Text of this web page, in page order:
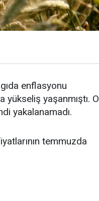
enflasyonu
yaşanmıştı. O
yakalanamadı.
temmuzda